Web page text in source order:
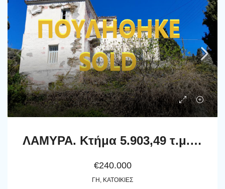
ΛΑΜΥΡΑ. Κτήμα 5.903,49 τ.μ. με παλιό αρχοντικό 367,49 τ.μ., γεώτρηση, ελιές, κλπ
€240.000
ΓΗ, ΚΑΤΟΙΚΊΕΣ